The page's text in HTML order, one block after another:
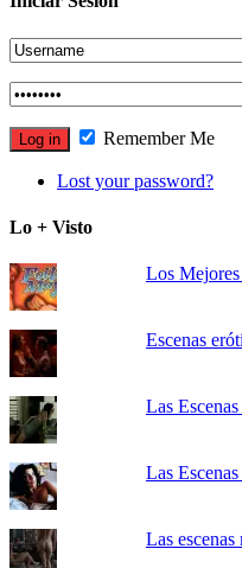
Remember Me
Lost your password?
Lo + Visto
Los
Escenas
Las
Las
Las